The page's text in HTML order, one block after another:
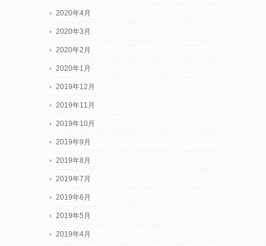
2020年4月
2020年3月
2020年2月
2020年1月
2019年12月
2019年11月
2019年10月
2019年9月
2019年8月
2019年7月
2019年6月
2019年5月
2019年4月